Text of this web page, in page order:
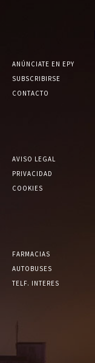
ANÚNCIATE EN EPY
SUBSCRIBIRSE
CONTACTO
AVISO LEGAL
PRIVACIDAD
COOKIES
FARMACIAS
AUTOBUSES
TELF. INTERES